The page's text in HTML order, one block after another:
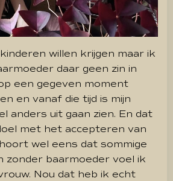
willen krijgen maar ik
daar geen zin in
een gegeven moment
en vanaf die tijd is mijn
anders uit gaan zien. En dat
met het accepteren van
wel eens dat sommige
zonder baarmoeder voel ik
Nou dat heb ik echt